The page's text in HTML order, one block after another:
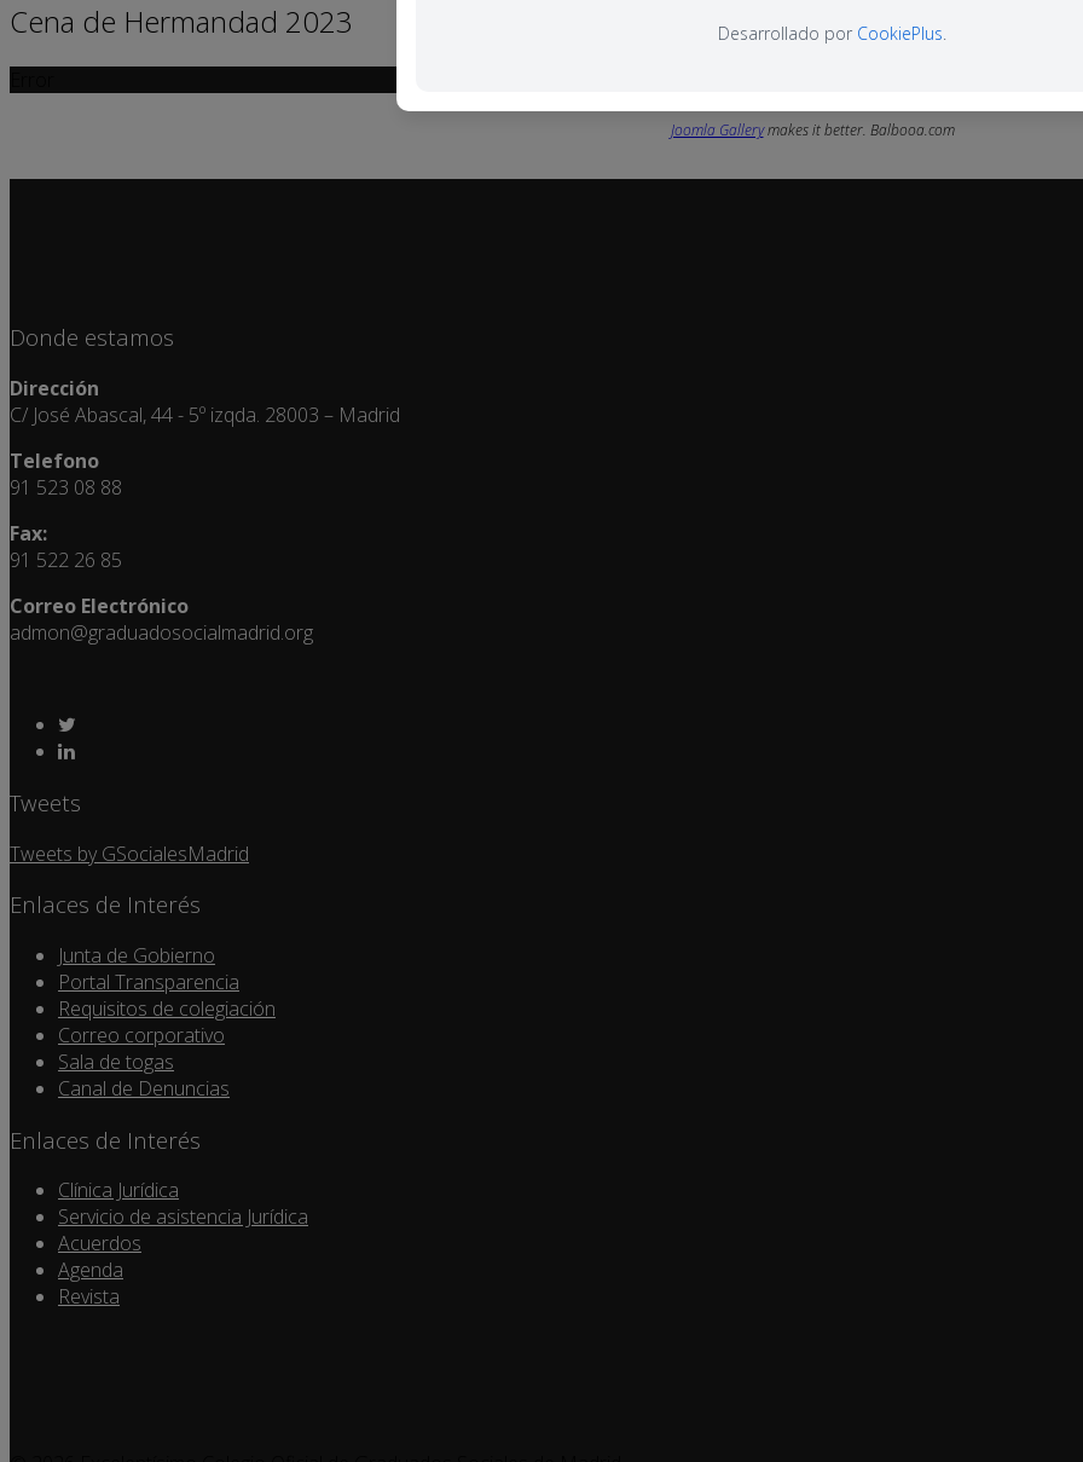
Cena de Hermandad 2023
Joomla Gallerymakes it better. Balbooa.com
Donde estamos
Dirección
C/ José Abascal, 44 - 5º izqda. 28003 – Madrid
Telefono
91 523 08 88
Fax:
91 522 26 85
Correo Electrónico
admon@graduadosocialmadrid.org
Tweets
Tweets by GSocialesMadrid
Enlaces de Interés
Junta de Gobierno
Portal Transparencia
Requisitos de colegiación
Correo corporativo
Sala de togas
Canal de Denuncias
Enlaces de Interés
Clínica Jurídica
Servicio de asistencia Jurídica
Acuerdos
Agenda
Revista
Desarrollado por CookiePlus.